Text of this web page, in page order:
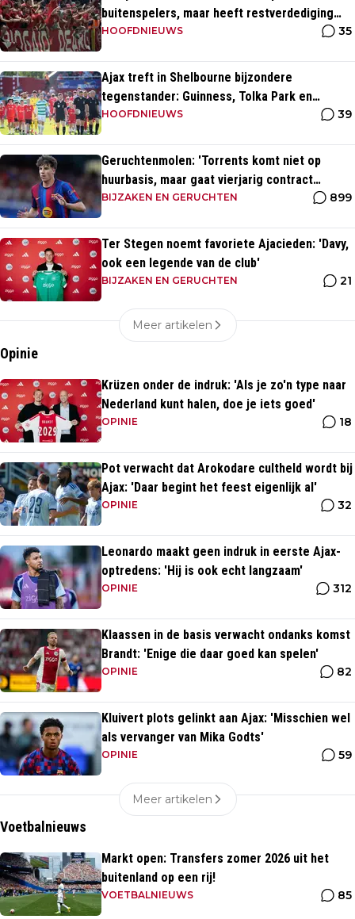
buitenspelers, maar heeft restverdediging
totaal niet op orde
HOOFDNIEUWS 35
Ajax treft in Shelbourne bijzondere
tegenstander: Guinness, Tolka Park en
bijzonder lage marktwaarde
HOOFDNIEUWS 39
Geruchtenmolen: 'Torrents komt niet op
huurbasis, maar gaat vierjarig contract
tekenen bij Ajax'
BIJZAKEN EN GERUCHTEN 899
Ter Stegen noemt favoriete Ajacieden: 'Davy,
ook een legende van de club'
BIJZAKEN EN GERUCHTEN 21
Meer artikelen
Opinie
Krüzen onder de indruk: 'Als je zo'n type naar
Nederland kunt halen, doe je iets goed'
OPINIE 18
Pot verwacht dat Arokodare cultheld wordt bij
Ajax: 'Daar begint het feest eigenlijk al'
OPINIE 32
Leonardo maakt geen indruk in eerste Ajax-
optredens: 'Hij is ook echt langzaam'
OPINIE 312
Klaassen in de basis verwacht ondanks komst
Brandt: 'Enige die daar goed kan spelen'
OPINIE 82
Kluivert plots gelinkt aan Ajax: 'Misschien wel
als vervanger van Mika Godts'
OPINIE 59
Meer artikelen
Voetbalnieuws
Markt open: Transfers zomer 2026 uit het
buitenland op een rij!
VOETBALNIEUWS 85